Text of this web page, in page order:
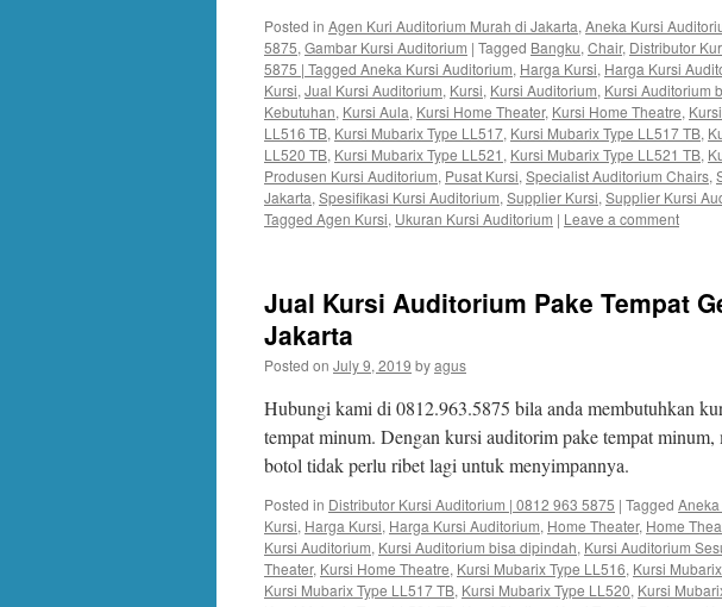
Posted in Agen Kuri Auditorium Murah di Jakarta, Aneka Kursi
5875, Gambar Kursi Auditorium | Tagged Bangku, Chair, Distributor
5875 | Tagged Aneka Kursi Auditorium, Harga Kursi, Harga Kursi
Kursi, Jual Kursi Auditorium, Kursi, Kursi Auditorium, Kursi Auditorium
Kebutuhan, Kursi Aula, Kursi Home Theater, Kursi Home Theatre,
LL516 TB, Kursi Mubarix Type LL517, Kursi Mubarix Type LL517 TB,
LL520 TB, Kursi Mubarix Type LL521 , Kursi Mubarix Type LL521 TB,
Produsen Kursi Auditorium, Pusat Kursi, Specialist Auditorium Chairs,
Jakarta, Spesifikasi Kursi Auditorium, Supplier Kursi, Supplier Kursi
Tagged Agen Kursi, Ukuran Kursi Auditorium | Leave a comment
Jual Kursi Auditorium Pake Tempat
Jakarta
Posted on July 9, 2019 byagus
Hubungi kami di 0812.963.5875 bila anda membutuhkan
tempat minum. Dengan kursi auditorim pake tempat
botol tidak perlu ribet lagi untuk menyimpannya.
Posted in Distributor Kursi Auditorium | 0812 963 5875 | Tagged
Kursi, Harga Kursi, Harga Kursi Auditorium, Home Theater, Home
Kursi Auditorium, Kursi Auditorium bisa dipindah, Kursi Auditorium
Theater, Kursi Home Theatre, Kursi Mubarix Type LL516, Kursi
Kursi Mubarix Type LL517 TB, Kursi Mubarix Type LL520, Kursi